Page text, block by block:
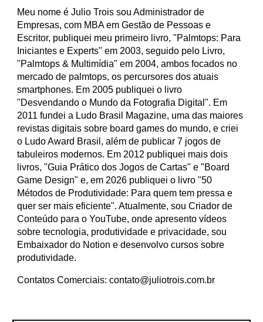
Meu nome é Julio Trois sou Administrador de
Empresas, com MBA em Gestão de Pessoas e
Escritor, publiquei meu primeiro livro, "Palmtops: Para
Iniciantes e Experts" em 2003, seguido pelo Livro,
"Palmtops & Multimídia" em 2004, ambos focados no
mercado de palmtops, os percursores dos atuais
smartphones. Em 2005 publiquei o livro
"Desvendando o Mundo da Fotografia Digital". Em
2011 fundei a Ludo Brasil Magazine, uma das maiores
revistas digitais sobre board games do mundo, e criei
o Ludo Award Brasil, além de publicar 7 jogos de
tabuleiros modernos. Em 2012 publiquei mais dois
livros, "Guia Prático dos Jogos de Cartas" e "Board
Game Design" e, em 2026 publiquei o livro "50
Métodos de Produtividade: Para quem tem pressa e
quer ser mais eficiente". Atualmente, sou Criador de
Conteúdo para o YouTube, onde apresento vídeos
sobre tecnologia, produtividade e privacidade, sou
Embaixador do Notion e desenvolvo cursos sobre
produtividade.
Contatos Comerciais: contato@juliotrois.com.br